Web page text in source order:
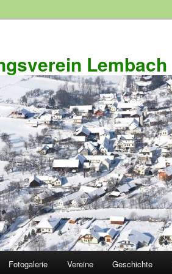
Lembach
Fotogalerie Vereine Geschichte